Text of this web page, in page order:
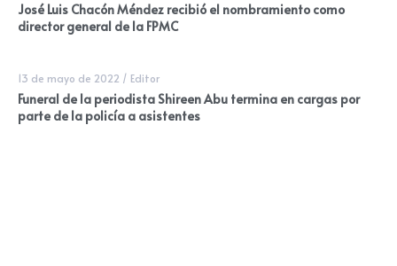
José Luis Chacón Méndez recibió el nombramiento como
director general de la FPMC
13 de mayo de 2022 / Editor
Funeral de la periodista Shireen Abu termina en cargas por
parte de la policía a asistentes